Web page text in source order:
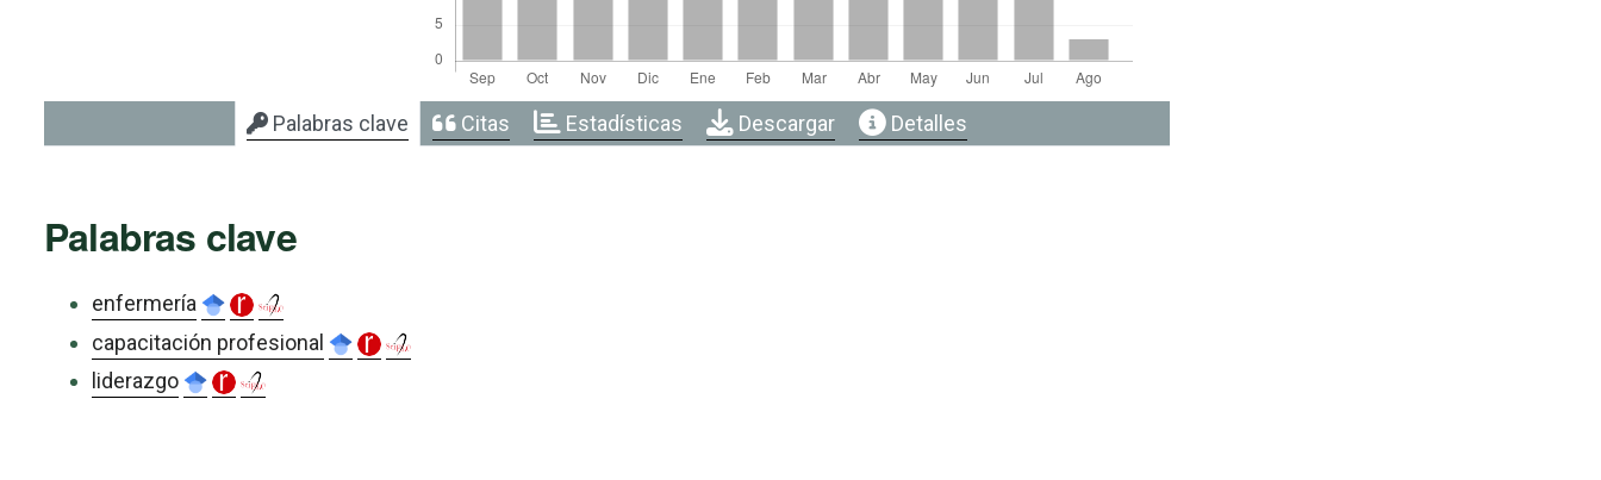
Palabras clave Citas Estadísticas Descargar Detalles
Palabras clave
enfermería
capacitación profesional
liderazgo